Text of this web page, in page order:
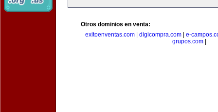
Otros dominios en venta:
exitoenventas.com| digicompra.com| e-
grupos.com